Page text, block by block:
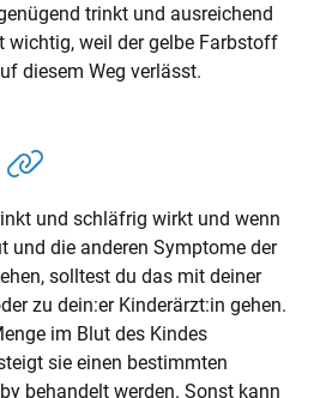
trinkt und ausreichend
wichtig, weil der gelbe Farbstoff
diesem Weg verlässt.
und schläfrig wirkt und wenn
und die anderen Symptome der
solltest du das mit deiner
zu dein:er Kinderärzt:in gehen.
im Blut des Kindes
sie einen bestimmten
behandelt werden. Sonst kann